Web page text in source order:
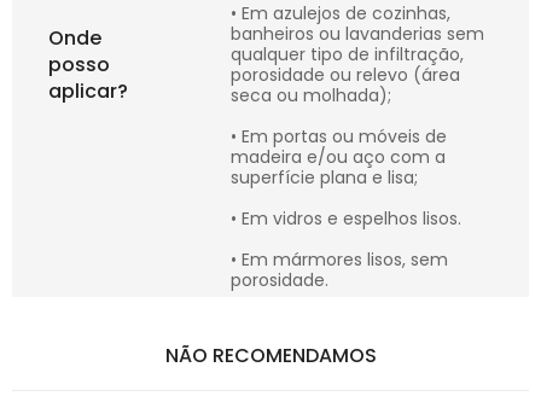
Onde
posso
aplicar?
• Em azulejos de cozinhas,
banheiros ou lavanderias sem
qualquer tipo de infiltração,
porosidade ou relevo (área
seca ou molhada);
• Em portas ou móveis de
madeira e/ou aço com a
superfície plana e lisa;
• Em vidros e espelhos lisos.
• Em mármores lisos, sem
porosidade.
NÃO RECOMENDAMOS